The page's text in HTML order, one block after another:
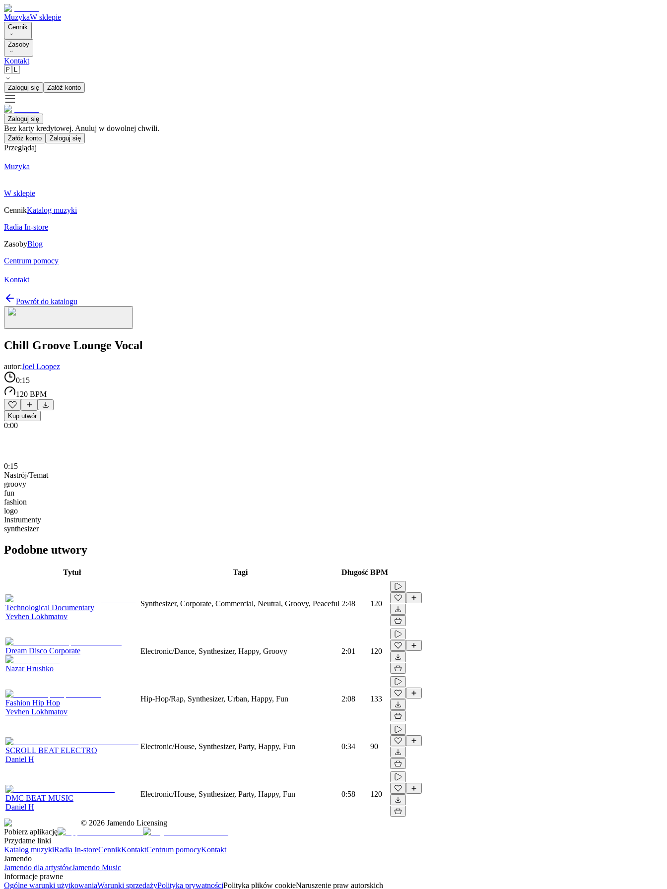
MuzykaW sklepie
Cennik
Zasoby
Kontakt
🇵🇱
Zaloguj się Załóż konto
Zaloguj się
Bez karty kredytowej. Anuluj w dowolnej chwili.
Załóż konto Zaloguj się
Przeglądaj
Muzyka
W sklepie
CennikKatalog muzyki
Radia In-store
ZasobyBlog
Centrum pomocy
Kontakt
Powrót do katalogu
Chill Groove Lounge Vocal
autor:Joel Loopez
0:15
120 BPM
Kup utwór
0:00
0:15
Nastrój/Temat
groovy
fun
fashion
logo
Instrumenty
synthesizer
Podobne utwory
Tytuł Tagi Długość BPM
Technological Documentary
Yevhen Lokhmatov
Synthesizer, Corporate, Commercial, Neutral, Groovy, Peaceful 2:48 120
Dream Disco Corporate
Nazar Hrushko
Electronic/Dance, Synthesizer, Happy, Groovy 2:01 120
Fashion Hip Hop
Yevhen Lokhmatov
Hip-Hop/Rap, Synthesizer, Urban, Happy, Fun 2:08 133
SCROLL BEAT ELECTRO
Daniel H
Electronic/House, Synthesizer, Party, Happy, Fun 0:34 90
DMC BEAT MUSIC
Daniel H
Electronic/House, Synthesizer, Party, Happy, Fun 0:58 120
© 2026 Jamendo Licensing
Pobierz aplikację
Przydatne linki
Katalog muzykiRadia In-storeCennikKontaktCentrum pomocyKontakt
Jamendo
Jamendo dla artystówJamendo Music
Informacje prawne
Ogólne warunki użytkowaniaWarunki sprzedażyPolityka prywatnościPolityka plików cookieNaruszenie praw autorskich